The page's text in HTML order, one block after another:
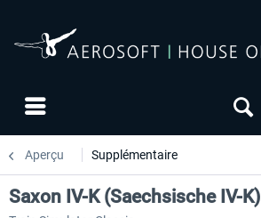
Aperçu Supplémentaire
Saxon IV-K (Saechsische IV-K)